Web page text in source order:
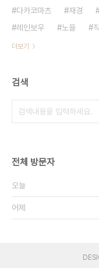
다카코마츠 재경
레인보우
노을
더보기
검색
전체 방문자
오늘
어제